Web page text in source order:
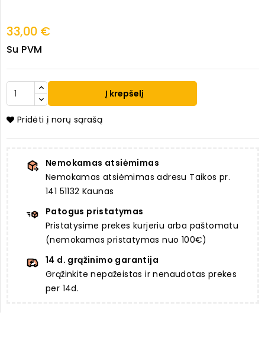
33,00 €
Su PVM
Į krepšelį
Pridėti į norų sąrašą
Nemokamas atsiėmimas
Nemokamas atsiėmimas adresu Taikos pr.
141 51132 Kaunas
Patogus pristatymas
Pristatysime prekes kurjeriu arba paštomatu
(nemokamas pristatymas nuo 100€)
14 d. grąžinimo garantija
Grąžinkite nepažeistas ir nenaudotas prekes
per 14d.